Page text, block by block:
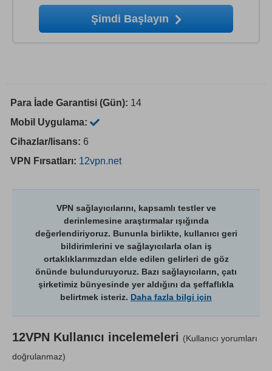
Şimdi Başlayın
Para İade Garantisi (Gün): 14
Mobil Uygulama:
Cihazlar/lisans: 6
VPN Fırsatları: 12vpn.net
VPN sağlayıcılarını, kapsamlı testler ve
derinlemesine araştırmalar ışığında
değerlendiriyoruz. Bununla birlikte, kullanıcı geri
bildirimlerini ve sağlayıcılarla olan iş
ortaklıklarımızdan elde edilen gelirleri de göz
önünde bulunduruyoruz. Bazı sağlayıcıların, çatı
şirketimiz bünyesinde yer aldığını da şeffaflıkla
belirtmek isteriz. Daha fazla bilgi için
12VPN Kullanıcı incelemeleri (Kullanıcı yorumları
doğrulanmaz)